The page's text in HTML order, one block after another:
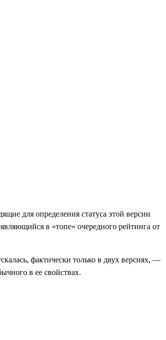
для определения статуса этой версии
в «топе» очередного рейтинга от
фактически только в двух версиях, —
в ее свойствах.